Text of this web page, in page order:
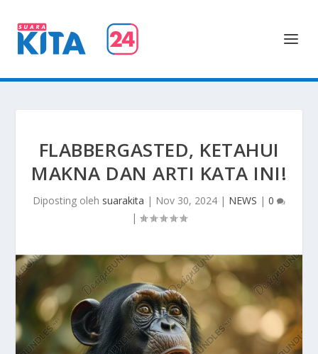
FLABBERGASTED, KETAHUI
MAKNA DAN ARTI KATA INI!
Diposting oleh suarakita | Nov 30, 2024 | NEWS | 0
|